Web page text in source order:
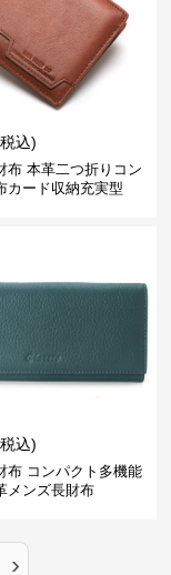
込)
布 本革二つ折りコン
カード収納充実型
込)
布 コンパクト多機能
メンズ長財布
›